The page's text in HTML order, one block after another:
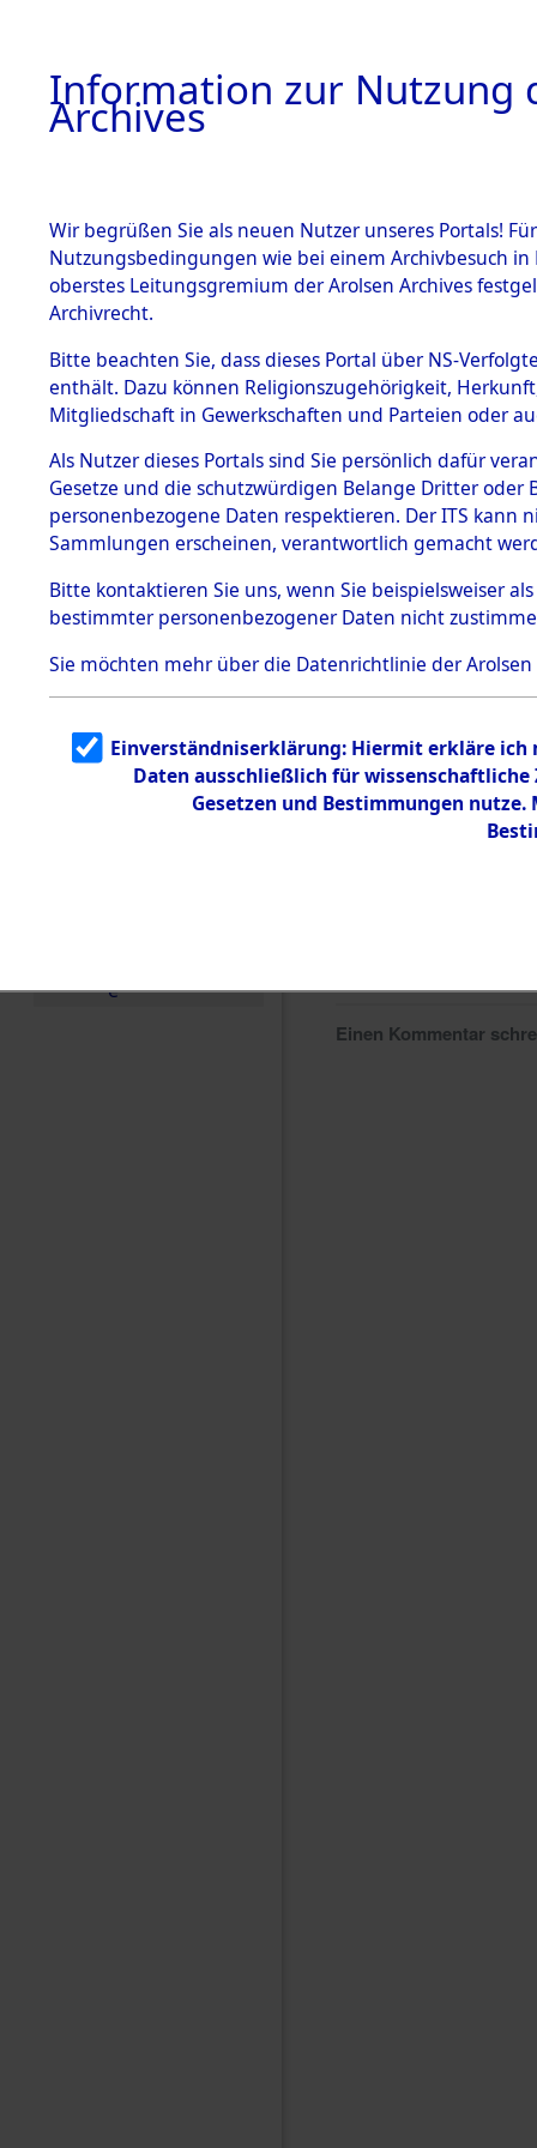
BESTÄNDE
1.
mente
5. Verschiedenes
5.3
Todesmärsche
5.3.1 Alliierte
Erhebungen
zu
Todesmärsch
en
5.3.2
g
5.3.3
Todesmärsch
e
Einen Kommentar
Information zur Nutzung
Archives
Wir begrüßen Sie als neuen Nutzer unseres Portals!
Nutzungsbedingungen wie bei einem Archivbesuch
oberstes Leitungsgremium der Arolsen Archives
Archivrecht.
Bitte beachten Sie, dass dieses Portal über NS-
enthält. Dazu können Religionszugehörigkeit,
Mitgliedschaft in Gewerkschaften und Parteien oder
Als Nutzer dieses Portals sind Sie persönlich dafür
Gesetze und die schutzwürdigen Belange Dritter
personenbezogene Daten respektieren. Der ITS
Sammlungen erscheinen, verantwortlich gemacht
Bitte kontaktieren Sie uns, wenn Sie beispielsweiser
bestimmter personenbezogener Daten nicht
Sie möchten mehr über die Datenrichtlinie der Arolsen
Einverständniserklärung: Hiermit erkläre ich
Daten ausschließlich für
Gesetzen und Bestimmungen